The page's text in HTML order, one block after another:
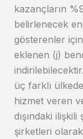
kazançların
belirlenecek
gösterenler
eklenen (j)
üç farklı
hizmet veren
dışındaki
şirketleri olarak